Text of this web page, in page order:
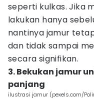
seperti kulkas. Jika
lakukan hanya
nantinya jamur
dan tidak sampai
secara signifikan.
3. Bekukan jamur
panjang
ilustrasi jamur (pexels.com/